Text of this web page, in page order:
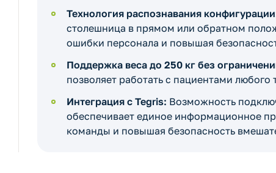
Технология распознавания
столешница в прямом или обратном
ошибки персонала и повышая
Поддержка веса до 250 кг без
позволяет работать с пациентами
Интеграция с Tegris: Возможность
обеспечивает единое информационное
команды и повышая безопасность